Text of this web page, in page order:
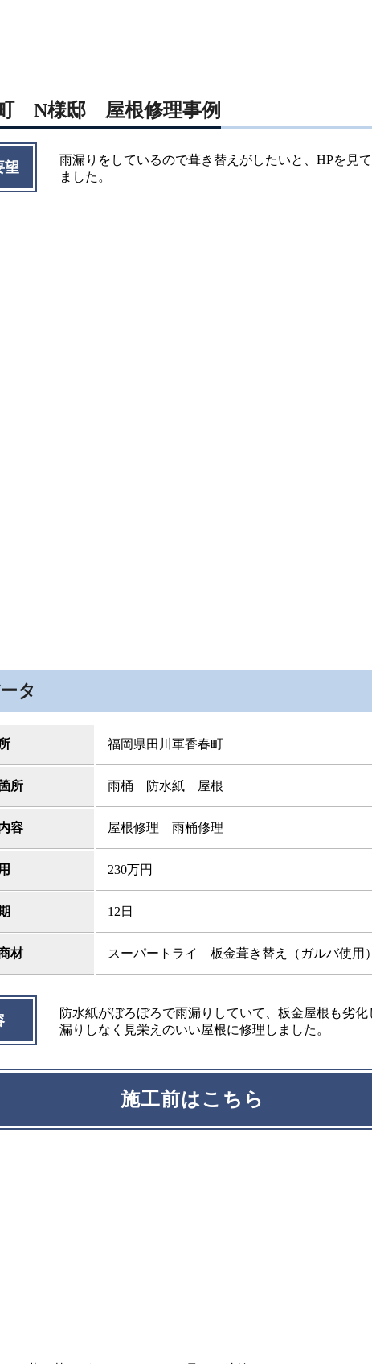
N様邸 屋根修理事例
望
雨漏りをしているので葺き替えがしたいと、HPを見
ました。
タ
福岡県田川軍香春町
所 雨桶 防水紙 屋根
容 屋根修理 雨桶修理
230万円
12日
材 スーパートライ 板金葺き替え（ガルバ使用）
防水紙がぼろぼろで雨漏りしていて、板金屋根も劣
漏りしなく見栄えのいい屋根に修理しました。
施工前はこちら